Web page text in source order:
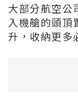
大部分航空公
入機艙的頭頂
升，收納更多